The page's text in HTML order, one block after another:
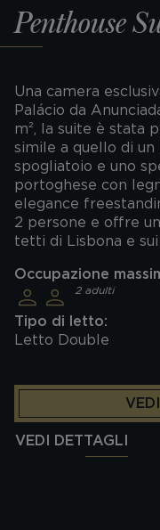
Penthouse
Una camera
Palácio da
m², la suite è stata
simile a quello di
spogliatoio e uno
portoghese con
elegance
2 persone e offre
tetti di Lisbona e
Occupazione
2 adulti
Tipo di letto:
Letto Double
VEDI DETTAGLI